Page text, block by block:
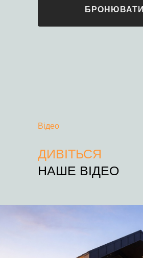
БРОНЮВАТИ
Відео
ДИВІТЬСЯ
НАШЕ ВІДЕО